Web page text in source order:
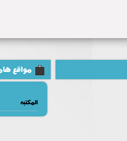
مواقع
المكتبه